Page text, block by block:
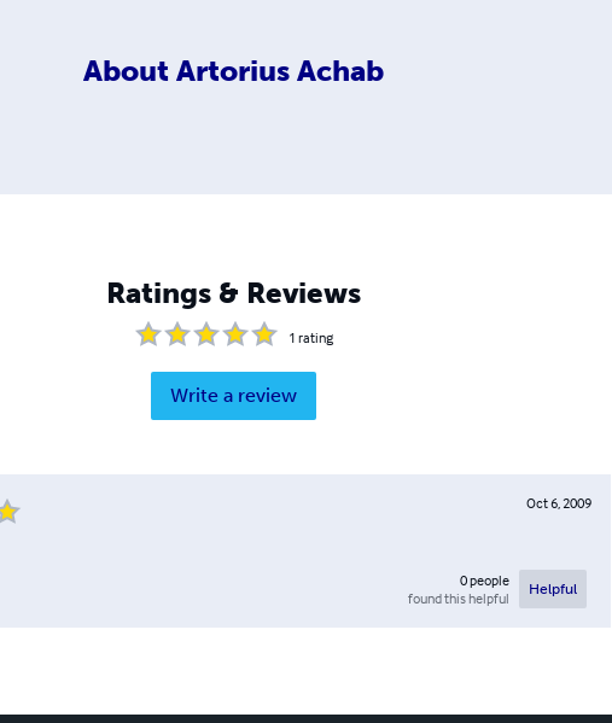
About Artorius Achab
Ratings & Reviews
1 rating
Write a review
Oct 6, 2009
0people
found this helpful
Helpful